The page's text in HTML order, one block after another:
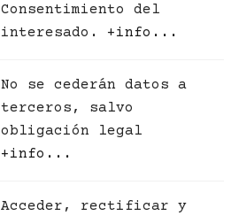
Consentimiento del
interesado. +info...
No se cederán datos a
terceros, salvo
obligación legal
+info...
Acceder, rectificar y